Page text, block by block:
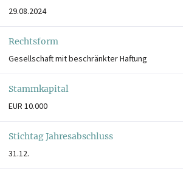
29.08.2024
Rechtsform
Gesellschaft mit beschränkter Haftung
Stammkapital
EUR 10.000
Stichtag Jahresabschluss
31.12.